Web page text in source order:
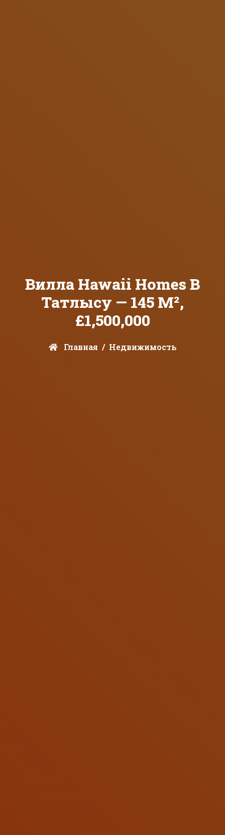
Вилла Hawaii Homes В
Татлысу — 145 М²,
£1,500,000
Главная Недвижимость